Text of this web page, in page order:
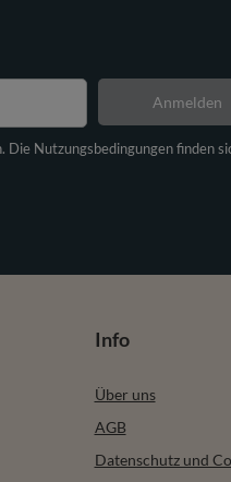
Nutzungsbedingungen finden
Anmelden
Info
Über uns
AGB
Datenschutz und